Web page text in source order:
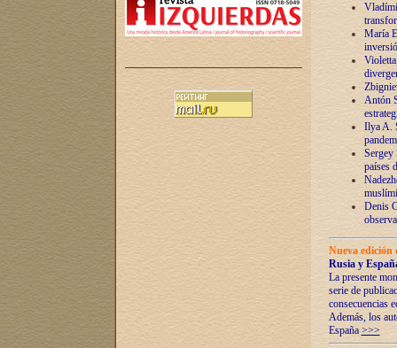
María
Antón
Ilya A.
Sergey
países
Denis
Nueva
Rusia y
La presente
serie de
consecuencias
Además, los
España >>>